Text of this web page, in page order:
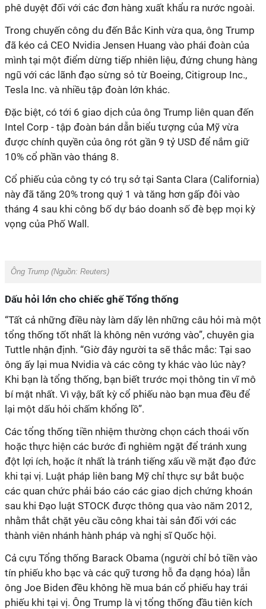
phê duyệt đối với các đơn hàng xuất khẩu ra nước ngoài.
Trong chuyến công du đến Bắc Kinh vừa qua, ông Trump
đã kéo cả CEO Nvidia Jensen Huang vào phái đoàn của
mình tại một điểm dừng tiếp nhiên liệu, đứng chung hàng
ngũ với các lãnh đạo sừng sỏ từ Boeing, Citigroup Inc.,
Tesla Inc. và nhiều tập đoàn lớn khác.
Đặc biệt, có tới 6 giao dịch của ông Trump liên quan đến
Intel Corp - tập đoàn bán dẫn biểu tượng của Mỹ vừa
được chính quyền của ông rót gần 9 tỷ USD để nắm giữ
10% cổ phần vào tháng 8.
Cổ phiếu của công ty có trụ sở tại Santa Clara (California)
này đã tăng 20% trong quý 1 và tăng hơn gấp đôi vào
tháng 4 sau khi công bố dự báo doanh số đè bẹp mọi kỳ
vọng của Phố Wall.
Ông Trump (Nguồn: Reuters)
Dấu hỏi lớn cho chiếc ghế Tổng thống
“Tất cả những điều này làm dấy lên những câu hỏi mà một
tổng thống tốt nhất là không nên vướng vào”, chuyên gia
Tuttle nhận định. “Giờ đây người ta sẽ thắc mắc: Tại sao
ông ấy lại mua Nvidia và các công ty khác vào lúc này?
Khi bạn là tổng thống, bạn biết trước mọi thông tin vĩ mô
bí mật nhất. Vì vậy, bất kỳ cổ phiếu nào bạn mua đều để
lại một dấu hỏi chấm khổng lồ”.
Các tổng thống tiền nhiệm thường chọn cách thoái vốn
hoặc thực hiện các bước đi nghiêm ngặt để tránh xung
đột lợi ích, hoặc ít nhất là tránh tiếng xấu về mặt đạo đức
khi tại vị. Luật pháp liên bang Mỹ chỉ thực sự bắt buộc
các quan chức phải báo cáo các giao dịch chứng khoán
sau khi Đạo luật STOCK được thông qua vào năm 2012,
nhằm thắt chặt yêu cầu công khai tài sản đối với các
thành viên nhánh hành pháp và nghị sĩ Quốc hội.
Cả cựu Tổng thống Barack Obama (người chỉ bỏ tiền vào
tín phiếu kho bạc và các quỹ tương hỗ đa dạng hóa) lẫn
ông Joe Biden đều không hề mua bán cổ phiếu hay trái
phiếu khi tại vị. Ông Trump là vị tổng thống đầu tiên kích